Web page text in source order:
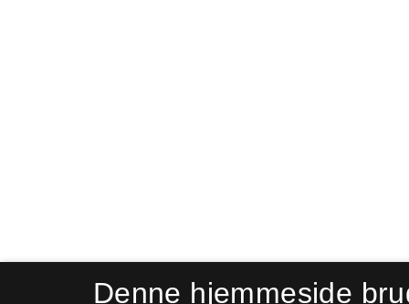
Denne hjemmeside